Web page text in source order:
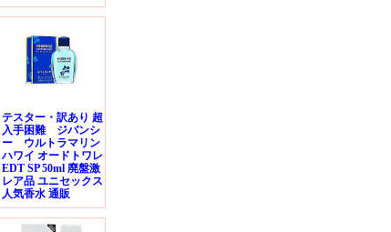
テスター・訳あり 超
入手困難 ジバンシ
ー ウルトラマリン
ハワイ オードトワレ
EDT SP 50ml 廃盤激
レア品 ユニセックス
人気香水 通販